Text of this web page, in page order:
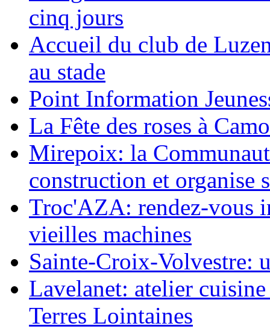
cinq jours
Accueil du club de
au stade
Point Information
La Fête des roses à
Mirepoix: la
construction et organise
Troc'AZA: rendez-vous
vieilles machines
Sainte-Croix-Volvestre:
Lavelanet: atelier
Terres Lointaines